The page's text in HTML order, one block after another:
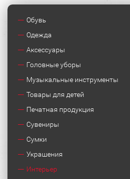
Обувь
Одежда
Аксессуары
Головные уборы
Музыкальные инструменты
Товары для детей
Печатная продукция
Сувениры
Сумки
Украшения
Интерьер